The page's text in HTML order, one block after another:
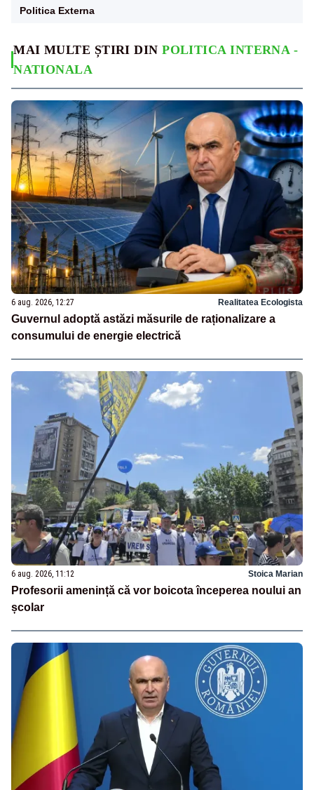
MAI MULTE ȘTIRI DINPOLITICA INTERNA -
NATIONALA
6 aug. 2026, 12:27 Realitatea Ecologista
Guvernul adoptă astăzi măsurile de raționalizare a
consumului de energie electrică
6 aug. 2026, 11:12 Stoica Marian
Profesorii amenință că vor boicota începerea noului an
școlar
Politica Externa